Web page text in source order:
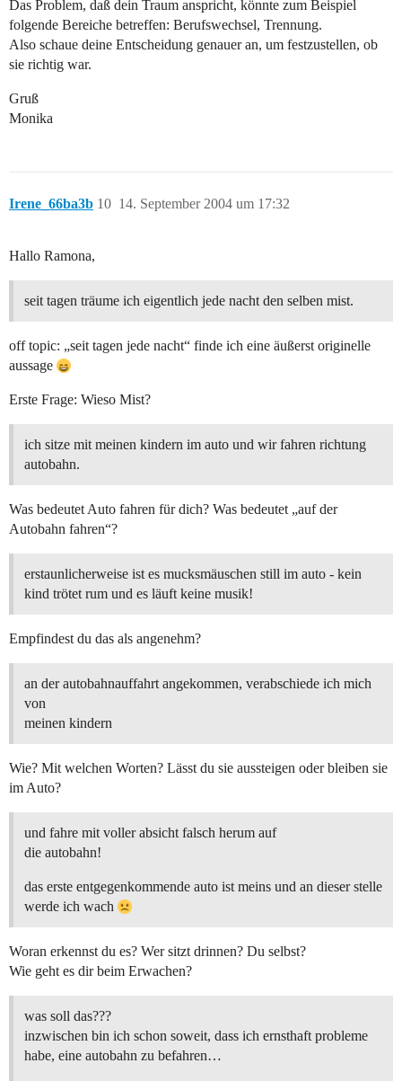
Das Problem, daß dein Traum anspricht, könnte zum Beispiel
folgende Bereiche betreffen: Berufswechsel, Trennung.
Also schaue deine Entscheidung genauer an, um festzustellen, ob
sie richtig war.
Gruß
Monika
Irene_66ba3b 14. September 2004 um 17:32
10
Hallo Ramona,
seit tagen träume ich eigentlich jede nacht den selben mist.
off topic: „seit tagen jede nacht“ finde ich eine äußerst originelle
aussage
Erste Frage: Wieso Mist?
ich sitze mit meinen kindern im auto und wir fahren richtung
autobahn.
Was bedeutet Auto fahren für dich? Was bedeutet „auf der
Autobahn fahren“?
erstaunlicherweise ist es mucksmäuschen still im auto - kein
kind trötet rum und es läuft keine musik!
Empfindest du das als angenehm?
an der autobahnauffahrt angekommen, verabschiede ich mich
von
meinen kindern
Wie? Mit welchen Worten? Lässt du sie aussteigen oder bleiben sie
im Auto?
und fahre mit voller absicht falsch herum auf
die autobahn!
das erste entgegenkommende auto ist meins und an dieser stelle
werde ich wach
Woran erkennst du es? Wer sitzt drinnen? Du selbst?
Wie geht es dir beim Erwachen?
was soll das???
inzwischen bin ich schon soweit, dass ich ernsthaft probleme
habe, eine autobahn zu befahren…